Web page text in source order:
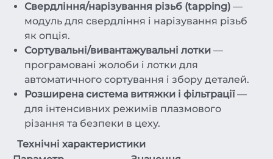
Свердління/нарізування різьб (tapping) —
модуль для свердління і нарізування різьб
як опція.
Сортувальні/вивантажувальні лотки —
програмовані жолоби і лотки для
автоматичного сортування і збору деталей.
Розширена система витяжки і фільтрації—
для інтенсивних режимів плазмового
різання та безпеки в цеху.
Технічні характеристики